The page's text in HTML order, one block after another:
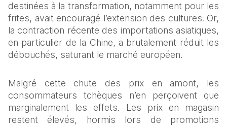
destinées à la transformation, notamment pour les
frites, avait encouragé l’extension des cultures. Or,
la contraction récente des importations asiatiques,
en particulier de la Chine, a brutalement réduit les
débouchés, saturant le marché européen.
Malgré cette chute des prix en amont, les
consommateurs tchèques n’en perçoivent que
marginalement les effets. Les prix en magasin
restent élevés, hormis lors de promotions